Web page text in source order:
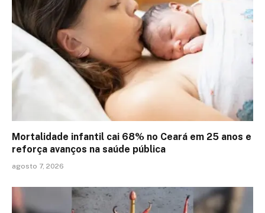
Mortalidade infantil cai 68% no Ceará em 25 anos e
reforça avanços na saúde pública
agosto 7, 2026